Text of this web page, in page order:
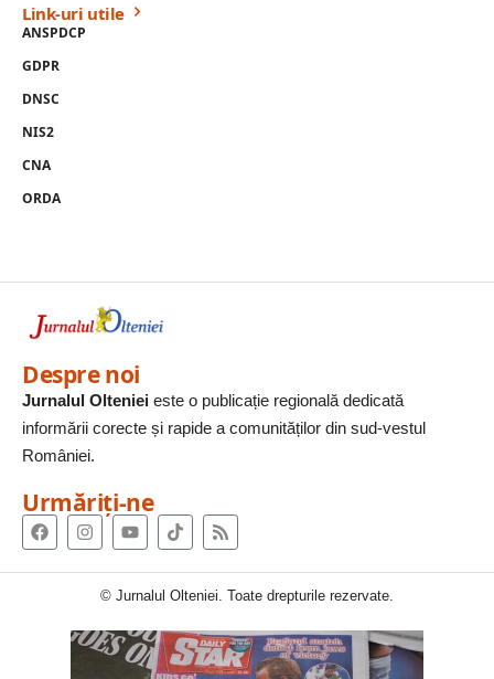
Link-uri utile
ANSPDCP
GDPR
DNSC
NIS2
CNA
ORDA
Despre noi
Jurnalul Olteniei este o publicație regională dedicată
informării corecte și rapide a comunităților din sud-vestul
României.
Urmăriți-ne
© Jurnalul Olteniei. Toate drepturile rezervate.